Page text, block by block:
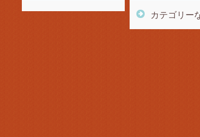
カテゴリー